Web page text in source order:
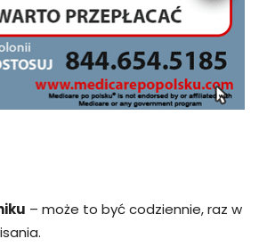
– może to być codziennie, raz w